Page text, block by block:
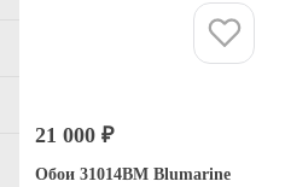
21 000 ₽
Обои 31014BM Blumarine